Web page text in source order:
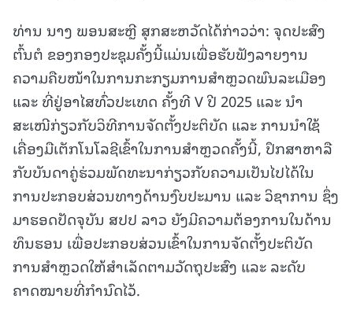
ທ່ານ ນາງ ພອນສະຫຼີ ສຸກສະຫວັດໄດ້ກ່າວວ່າ: ຈຸດປະສົງ
ຕົ້ນຕໍ ຂອງກອງປະຊຸມຄັ້ງນີ້ແມ່ນເພື່ອຮັບຟັງລາຍງານ
ຄວາມຄືບໜ້າໃນການກະກຽມການສໍາຫຼວດພົນລະເມືອງ
ແລະ ທີ່ຢູ່ອາໄສທົ່ວປະເທດ ຄັ້ງທີ V ປີ 2025 ແລະ ນໍາ
ສະເໜີກ່ຽວກັບວິທີການຈັດຕັ້ງປະຕິບັດ ແລະ ການນໍາໃຊ້
ເຄື່ອງມືເຕັກໂນໂລຊີເຂົ້າໃນການສໍາຫຼວດຄັ້ງນີ້, ປຶກສາຫາລື
ກັບບັນດາຄູ່ຮ່ວມພັດທະນາກ່ຽວກັບຄວາມເປັນໄປໄດ້ໃນ
ການປະກອບສ່ວນທາງດ້ານງົບປະມານ ແລະ ວິຊາການ ຊຶ່ງ
ມາຮອດປັດຈຸບັນ ສປປ ລາວ ຍັງມີຄວາມຕ້ອງການໃນດ້ານ
ທຶນຮອນ ເພື່ອປະກອບສ່ວນເຂົ້າໃນການຈັດຕັ້ງປະຕິບັດ
ການສໍາຫຼວດໃຫ້ສໍາເລັດຕາມວັດຖຸປະສົງ ແລະ ລະດັບ
ຄາດໝາຍທີ່ກຳນົດໄວ້.